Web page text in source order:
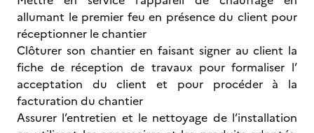
allumant le premier feu en présence du client pour
réceptionner le chantier
Clôturer son chantier en faisant signer au client la
fiche de réception de travaux pour formaliser l’
acceptation du client et pour procéder à la
facturation du chantier
Assurer l’entretien et le nettoyage de l’installation